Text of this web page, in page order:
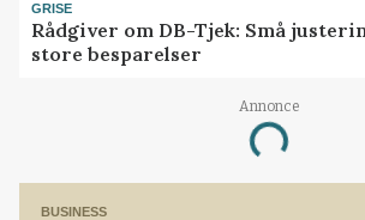
GRISE
Rådgiver om DB-Tjek: Små
store besparelser
Annonce
Loading...
BUSINESS